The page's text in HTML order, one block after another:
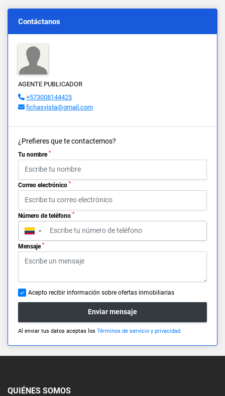
Contáctanos
AGENTE PUBLICADOR
+573008144425
fichasvista@gmail.com
¿Prefieres que te contactemos?
Tu nombre *
Correo electrónico *
Número de teléfono *
▼
Mensaje *
Acepto recibir información sobre ofertas inmobiliarias
Enviar mensaje
Al enviar tus datos aceptas los Términos de servicio y privacidad
QUIÉNES SOMOS